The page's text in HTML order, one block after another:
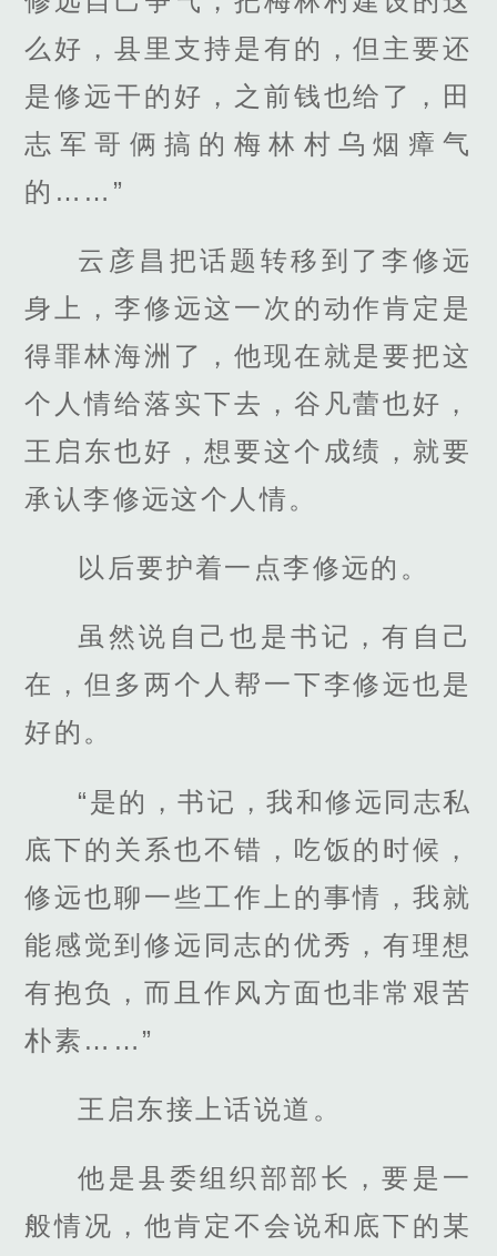
么好，县里支持是有的，但主要还
是修远干的好，之前钱也给了，田
志军哥俩搞的梅林村乌烟瘴气
的……”
云彦昌把话题转移到了李修远
身上，李修远这一次的动作肯定是
得罪林海洲了，他现在就是要把这
个人情给落实下去，谷凡蕾也好，
王启东也好，想要这个成绩，就要
承认李修远这个人情。
以后要护着一点李修远的。
虽然说自己也是书记，有自己
在，但多两个人帮一下李修远也是
好的。
“是的，书记，我和修远同志私
底下的关系也不错，吃饭的时候，
修远也聊一些工作上的事情，我就
能感觉到修远同志的优秀，有理想
有抱负，而且作风方面也非常艰苦
朴素……”
王启东接上话说道。
他是县委组织部部长，要是一
般情况，他肯定不会说和底下的某